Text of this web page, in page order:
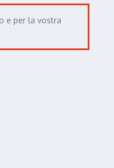
e per la vostra